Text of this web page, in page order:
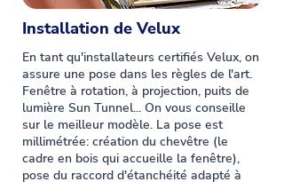
Installation de Velux
En tant qu'installateurs certifiés Velux, on
assure une pose dans les règles de l'art.
Fenêtre à rotation, à projection, puits de
lumière Sun Tunnel... On vous conseille
sur le meilleur modèle. La pose est
millimétrée: création du chevêtre (le
cadre en bois qui accueille la fenêtre),
pose du raccord d'étanchéité adapté à